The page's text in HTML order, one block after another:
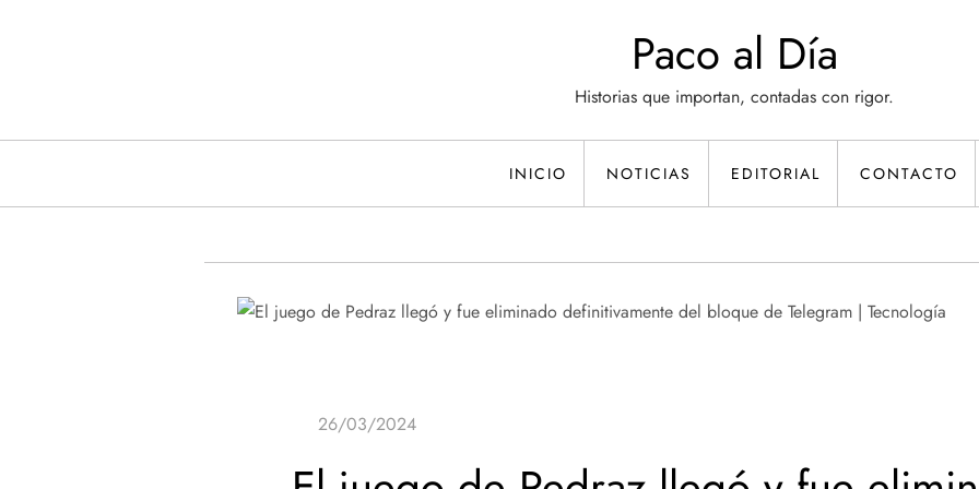
Paco al Día
Historias que importan, contadas con rigor.
INICIO NOTICIAS EDITORIAL CONTACTO